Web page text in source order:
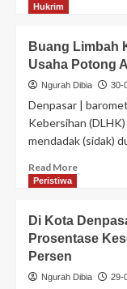
Hukrim
Buang Limbah
Usaha Potong
Ngurah Dibia 30-
Denpasar |
Kebersihan
mendadak (sidak)
Read More
Peristiwa
Di Kota
Prosentase
Persen
Ngurah Dibia 29-